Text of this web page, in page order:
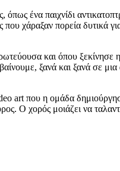
ένα παιχνίδι
χάραξαν πορεία δυτικά
και όπου ξεκίνησε
ξανά και ξανά σε
art που η ομάδα
Ο χορός μοιάζει να